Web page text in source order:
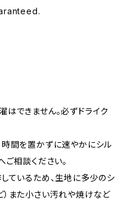
できません。必ずドライク
間を置かずに速やかにシル
ご相談ください。
ているため、生地に多少のシ
また小さい汚れや焼けなど